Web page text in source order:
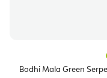
Bodhi Mala Green